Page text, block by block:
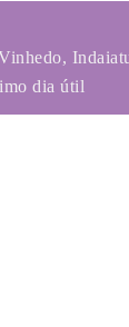
dia útil